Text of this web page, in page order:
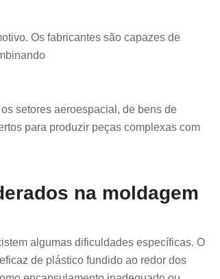
Os fabricantes são capazes de
setores aeroespacial, de bens de
para produzir peças complexas com
na moldagem
algumas dificuldades específicas. O
de plástico fundido ao redor dos